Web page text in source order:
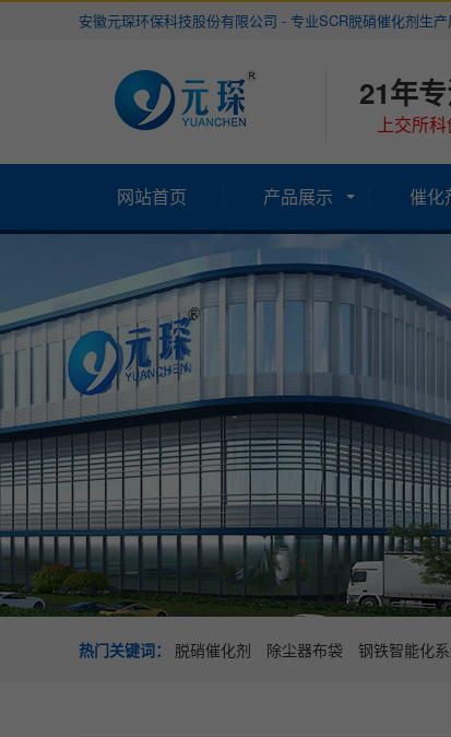
安徽元琛环保科技股份有限公司 - 专业SCR脱硝催化剂生产
21年
上交所
网站首页 产品展示 催化
热门关键词： 脱硝催化剂 除尘器布袋 钢铁智能化